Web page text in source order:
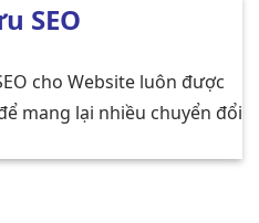
SEO
cho Website luôn được
mang lại nhiều chuyển đổi